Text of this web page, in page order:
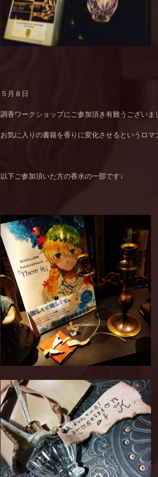
５月８日
調香ワークショップにご参加頂き有難うございま
お気に入りの書籍を香りに変化させるというロマ
以下ご参加頂いた方の香水の一部です↓